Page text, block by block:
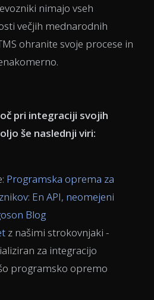
nimajo vseh
večjih mednarodnih
ohranite svoje procese in
pri integraciji svojih
še naslednji viri:
Programska oprema za
En API, neomejeni
Blog
z našimi strokovnjaki -
za integracijo
programsko opremo